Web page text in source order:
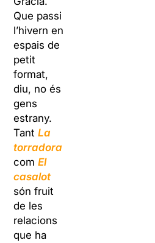
Que passi
l’hivern en
espais de
petit
format,
diu, no és
gens
estrany.
TantLa
torradora
comEl
casalot
són fruit
de les
relacions
que ha